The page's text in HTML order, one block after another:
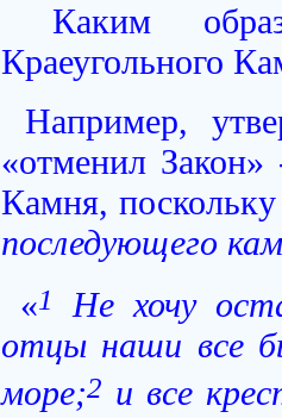
Каким
Краеугольного
Например,
«отменил Закон»
Камня,
последующего
«1
Не хочу
отцы наши все
море;2 и все